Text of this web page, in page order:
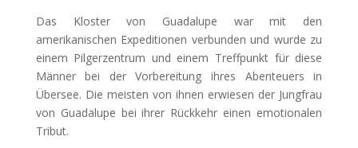
Das Kloster von Guadalupe war mit den
amerikanischen Expeditionen verbunden und wurde zu
einem Pilgerzentrum und einem Treffpunkt für diese
Männer bei der Vorbereitung ihres Abenteuers in
Übersee. Die meisten von ihnen erwiesen der Jungfrau
von Guadalupe bei ihrer Rückkehr einen emotionalen
Tribut.